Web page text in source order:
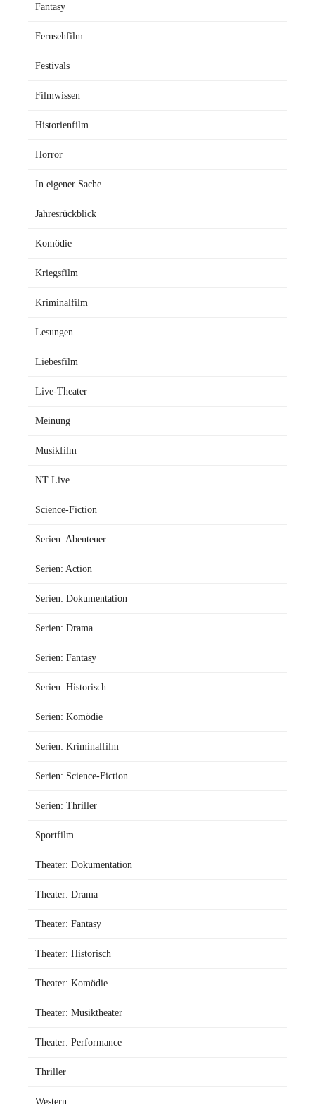
Fantasy
Fernsehfilm
Festivals
Filmwissen
Historienfilm
Horror
In eigener Sache
Jahresrückblick
Komödie
Kriegsfilm
Kriminalfilm
Lesungen
Liebesfilm
Live-Theater
Meinung
Musikfilm
NT Live
Science-Fiction
Serien: Abenteuer
Serien: Action
Serien: Dokumentation
Serien: Drama
Serien: Fantasy
Serien: Historisch
Serien: Komödie
Serien: Kriminalfilm
Serien: Science-Fiction
Serien: Thriller
Sportfilm
Theater: Dokumentation
Theater: Drama
Theater: Fantasy
Theater: Historisch
Theater: Komödie
Theater: Musiktheater
Theater: Performance
Thriller
Western